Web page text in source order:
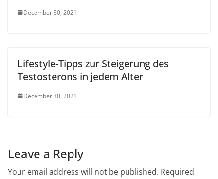
December 30, 2021
Lifestyle-Tipps zur Steigerung des
Testosterons in jedem Alter
December 30, 2021
Leave a Reply
Your email address will not be published. Required